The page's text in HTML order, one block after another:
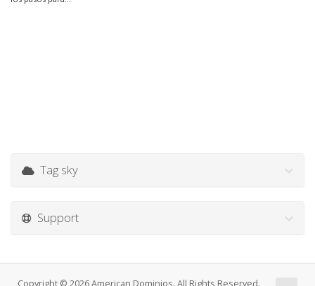
Tag sky
Support
Copyright © 2026 American Dominios. All Rights Reserved.